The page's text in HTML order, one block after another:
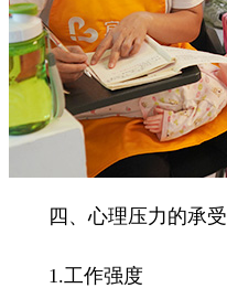
四、心理压力的承受
1.工作强度